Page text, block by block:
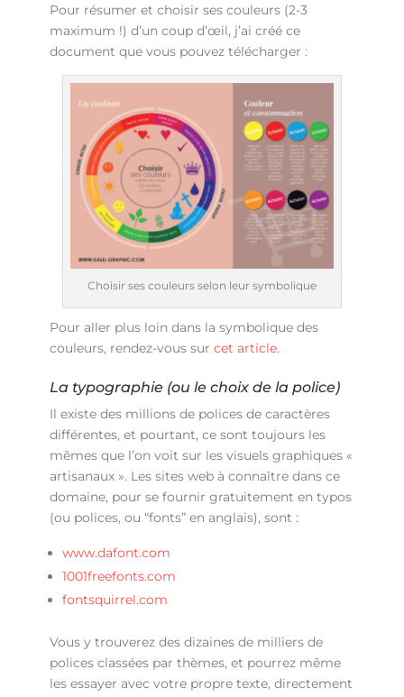
Pour résumer et choisir ses couleurs (2-3
maximum !) d’un coup d’œil, j’ai créé ce
document que vous pouvez télécharger :
Choisir ses couleurs selon leur symbolique
Pour aller plus loin dans la symbolique des
couleurs, rendez-vous sur cet article.
La typographie (ou le choix de la police)
Il existe des millions de polices de caractères
différentes, et pourtant, ce sont toujours les
mêmes que l’on voit sur les visuels graphiques «
artisanaux ». Les sites web à connaître dans ce
domaine, pour se fournir gratuitement en typos
(ou polices, ou “fonts” en anglais), sont :
www.dafont.com
1001freefonts.com
fontsquirrel.com
Vous y trouverez des dizaines de milliers de
polices classées par thèmes, et pourrez même
les essayer avec votre propre texte, directement